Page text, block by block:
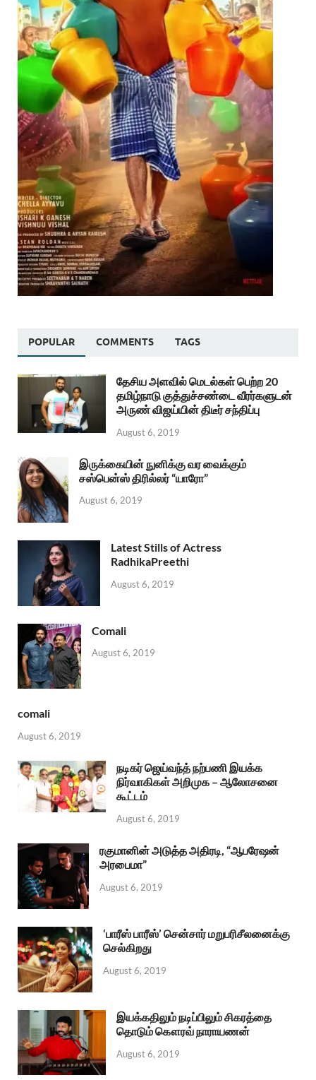
POPULAR COMMENTS TAGS
தேசிய அளவில் மெடல்கள் பெற்ற 20
தமிழ்நாடு குத்துச்சண்டை வீரர்களுடன்
அருண் விஜய்யின் திடீர் சந்திப்பு
August 6, 2019
இருக்கையின் நுனிக்கு வர வைக்கும்
சஸ்பென்ஸ் திரில்லர் “யாரோ”
August 6, 2019
Latest Stills of Actress
RadhikaPreethi
August 6, 2019
Comali
August 6, 2019
comali
August 6, 2019
நடிகர் ஜெய்வந்த் நற்பணி இயக்க
நிர்வாகிகள் அறிமுக – ஆலோசனை
கூட்டம்
August 6, 2019
ரகுமானின் அடுத்த அதிரடி, “ஆபரேஷன்
அரபைமா”
August 6, 2019
‘பாரீஸ் பாரீஸ்’ சென்சார் மறுபரிசீலனைக்கு
செல்கிறது
August 6, 2019
இயக்கதிலும் நடிப்பிலும் சிகரத்தை
தொடும் கௌரவ் நாராயணன்
August 6, 2019